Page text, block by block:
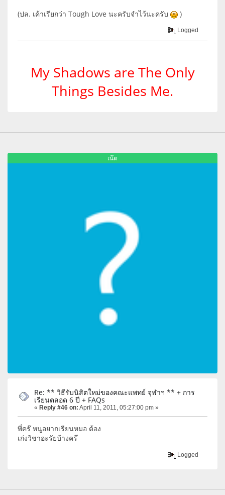
(ปล. เค้าเรียกว่า Tough Love นะครับจำไว้นะครับ
)
Logged
My Shadows are The Only
Things Besides Me.
เน๊ต
Re: ** วิธีรับนิสิตใหม่ของคณะแพทย์ จุฬาฯ ** + การ
เรียนตลอด 6 ปี + FAQs
« Reply #46 on: April 11, 2011, 05:27:00 pm »
พี่คร๊ หนูอยากเรียนหมอ ต้อง
เก่งวิชาอะรัยบ้างคร๊
Logged